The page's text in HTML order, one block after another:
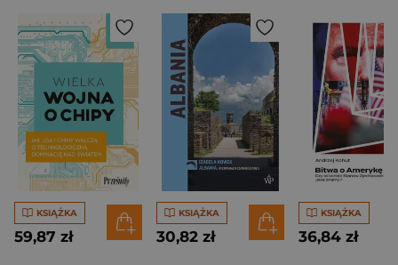
KSIĄŻKA
59,87 zł
KSIĄŻKA
30,82 zł
KSIĄŻKA
36,84 zł